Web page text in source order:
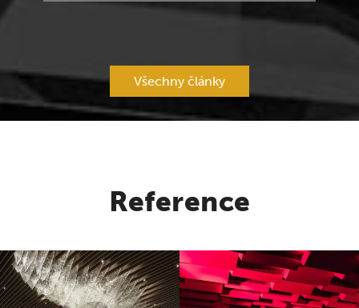
Všechny články
Reference